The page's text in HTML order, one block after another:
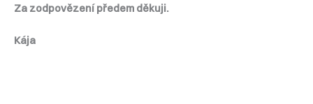
Za zodpovězení předem děkuji.
Kája